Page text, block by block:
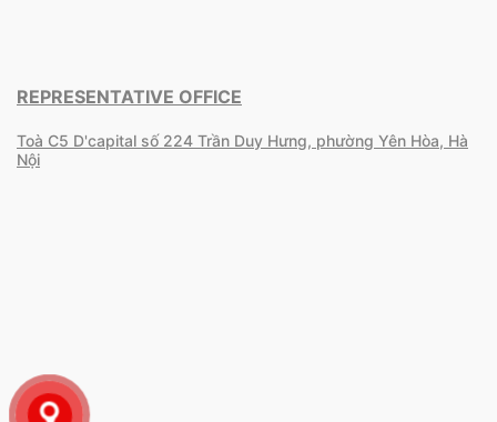
REPRESENTATIVE OFFICE
Toà C5 D'capital số 224 Trần Duy Hưng, phường Yên Hòa, Hà
Nội